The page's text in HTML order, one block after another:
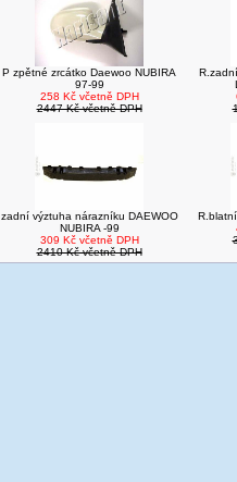
P zpětné zrcátko Daewoo NUBIRA
97-99
258 Kč včetně DPH
2447 Kč včetně DPH
zadní výztuha nárazníku DAEWOO
NUBIRA -99
309 Kč včetně DPH
2410 Kč včetně DPH